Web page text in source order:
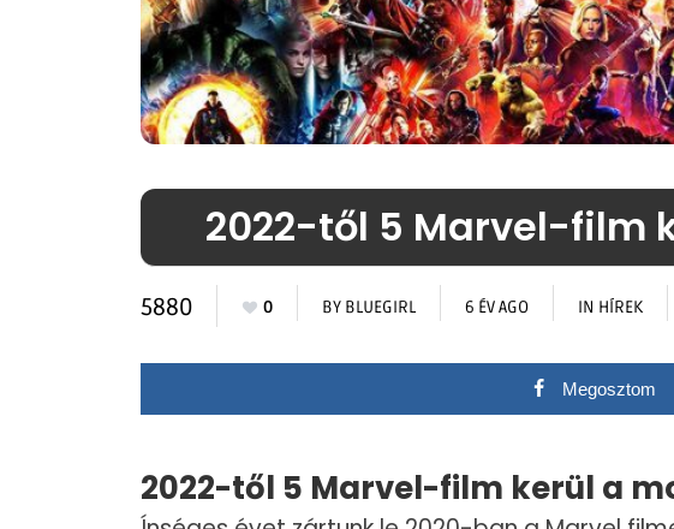
2022-től 5 Marvel-film
5880 0 BY BLUEGIRL 6 ÉV AGO IN HÍREK
Megosztom
2022-től 5 Marvel-film kerül a